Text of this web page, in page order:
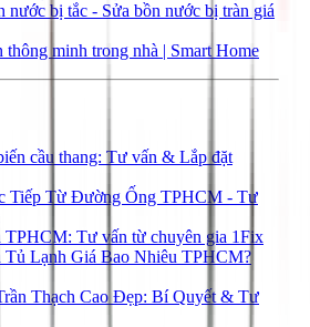
nước bị tắc - Sửa bồn nước bị tràn giá
thông minh trong nhà | Smart Home
cầu thang: Tư vấn & Lắp đặt
Tiếp Từ Đường Ống TPHCM - Tư
TPHCM: Tư vấn từ chuyên gia 1Fix
Tủ Lạnh Giá Bao Nhiêu TPHCM?
Thạch Cao Đẹp: Bí Quyết & Tư